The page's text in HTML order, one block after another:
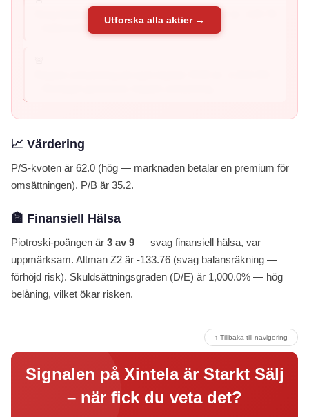
Svag balansräkning (förhöjd risk): Altman Z2 är -133.76
– balansräkningen är mätbart svagare...
Utforska alla aktier →
📈 Värdering
P/S-kvoten är 62.0 (hög — marknaden betalar en premium för
omsättningen). P/B är 35.2.
🏦 Finansiell Hälsa
Piotroski-poängen är 3 av 9 — svag finansiell hälsa, var
uppmärksam. Altman Z2 är -133.76 (svag balansräkning —
förhöjd risk). Skuldsättningsgraden (D/E) är 1,000.0% — hög
belåning, vilket ökar risken.
↑ Tillbaka till navigering
Signalen på Xintela är Starkt Sälj
– när fick du veta det?